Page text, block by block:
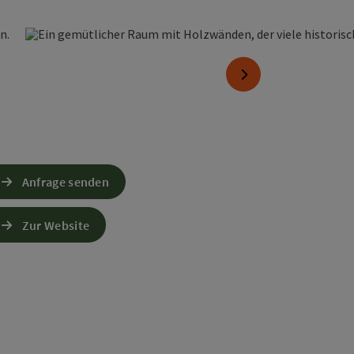
öffnen
nächstes Element
Anfrage senden
Zur Website